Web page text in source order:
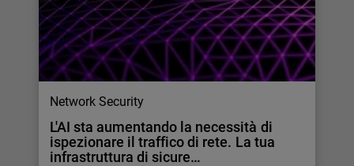
Network Security
L'AI sta aumentando la necessità di
ispezionare il traffico di rete. La tua
infrastruttura di sicure…